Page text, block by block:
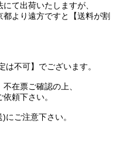
て出荷いたしますが、
より遠方ですと【送料が割
不可】でございます。
在票ご確認の上、
頼下さい。
ご注意下さい。